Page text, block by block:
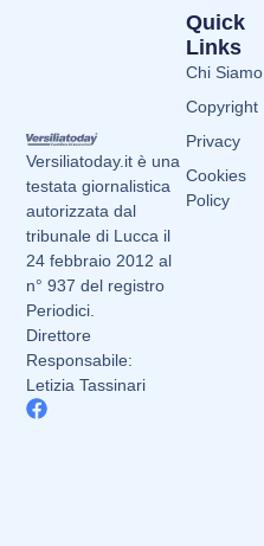
Versiliatoday.it è una
testata giornalistica
autorizzata dal
tribunale di Lucca il
24 febbraio 2012 al
n° 937 del registro
Periodici.
Direttore
Responsabile:
Letizia Tassinari
Quick
Links
Chi Siamo
Copyright
Privacy
Cookies
Policy